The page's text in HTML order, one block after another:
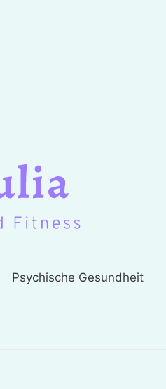
Psychische Gesundheit